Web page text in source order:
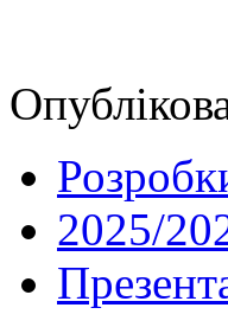
2025/